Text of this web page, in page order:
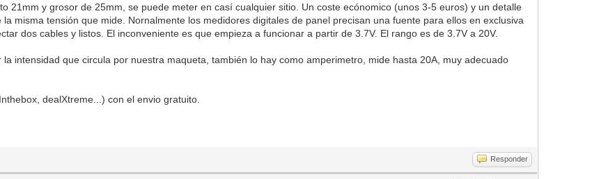
21mm y grosor de 25mm, se puede meter en casí cualquier sitio. Un coste ecónomico (unos 3-5 euros) y un detalle
misma tensión que mide. Nornalmente los medidores digitales de panel precisan una fuente para ellos en exclusiva
dos cables y listos. El inconveniente es que empieza a funcionar a partir de 3.7V. El rango es de 3.7V a 20V.
intensidad que circula por nuestra maqueta, también lo hay como amperimetro, mide hasta 20A, muy adecuado
dealXtreme...) con el envio gratuito.
Responder